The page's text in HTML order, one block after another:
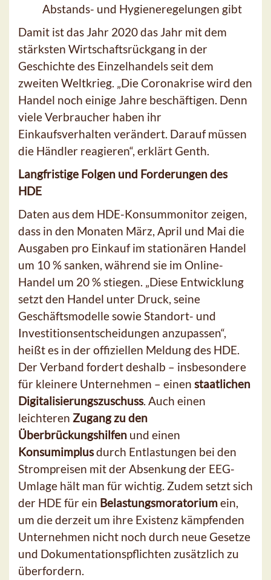
Abstands- und Hygieneregelungen gibt
Damit ist das Jahr 2020 das Jahr mit dem
stärksten Wirtschaftsrückgang in der
Geschichte des Einzelhandels seit dem
zweiten Weltkrieg. „Die Coronakrise wird den
Handel noch einige Jahre beschäftigen. Denn
viele Verbraucher haben ihr
Einkaufsverhalten verändert. Darauf müssen
die Händler reagieren“, erklärt Genth.
Langfristige Folgen und Forderungen des
HDE
Daten aus dem HDE-Konsummonitor zeigen,
dass in den Monaten März, April und Mai die
Ausgaben pro Einkauf im stationären Handel
um 10 % sanken, während sie im Online-
Handel um 20 % stiegen. „Diese Entwicklung
setzt den Handel unter Druck, seine
Geschäftsmodelle sowie Standort- und
Investitionsentscheidungen anzupassen“,
heißt es in der offiziellen Meldung des HDE.
Der Verband fordert deshalb – insbesondere
für kleinere Unternehmen – einen staatlichen
Digitalisierungszuschuss. Auch einen
leichteren Zugang zu den
Überbrückungshilfen und einen
Konsumimplusdurch Entlastungen bei den
Strompreisen mit der Absenkung der EEG-
Umlage hält man für wichtig. Zudem setzt sich
der HDE für ein Belastungsmoratoriumein,
um die derzeit um ihre Existenz kämpfenden
Unternehmen nicht noch durch neue Gesetze
und Dokumentationspflichten zusätzlich zu
überfordern.